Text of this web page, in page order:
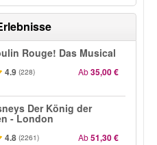
Rouge! Das Musical
4.9 (228) Ab35,00 €
Der König der
- London
4.8 (2261) Ab51,30 €